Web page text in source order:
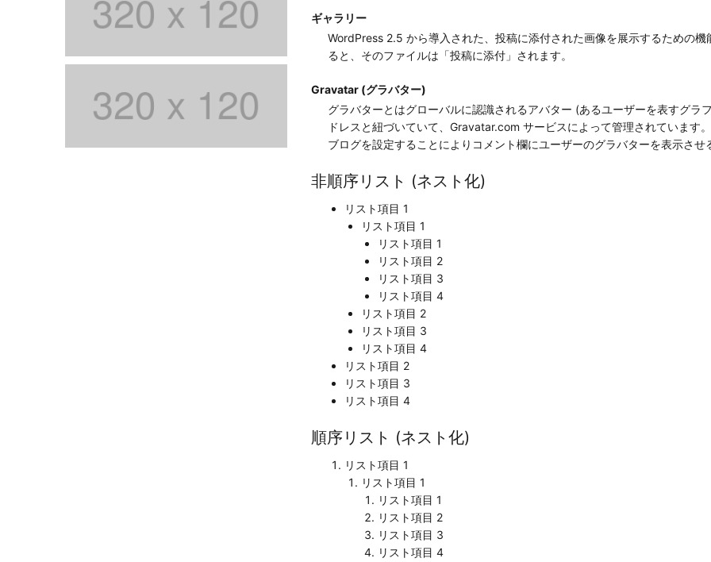
ギャラリー
WordPress 2.5 から導入された、投稿に添付された画像を展示するための
ると、そのファイルは「投稿に添付」されます。
Gravatar (グラバター)
グラバターとはグローバルに認識されるアバター (あるユーザーを表すグラ
ドレスと紐づいていて、Gravatar.com サービスによって管理されています
ブログを設定することによりコメント欄にユーザーのグラバターを表示させ
非順序リスト (ネスト化)
リスト項目 1
リスト項目 1
リスト項目 1
リスト項目 2
リスト項目 3
リスト項目 4
リスト項目 2
リスト項目 3
リスト項目 4
リスト項目 2
リスト項目 3
リスト項目 4
順序リスト (ネスト化)
リスト項目 1
リスト項目 1
リスト項目 1
リスト項目 2
リスト項目 3
リスト項目 4